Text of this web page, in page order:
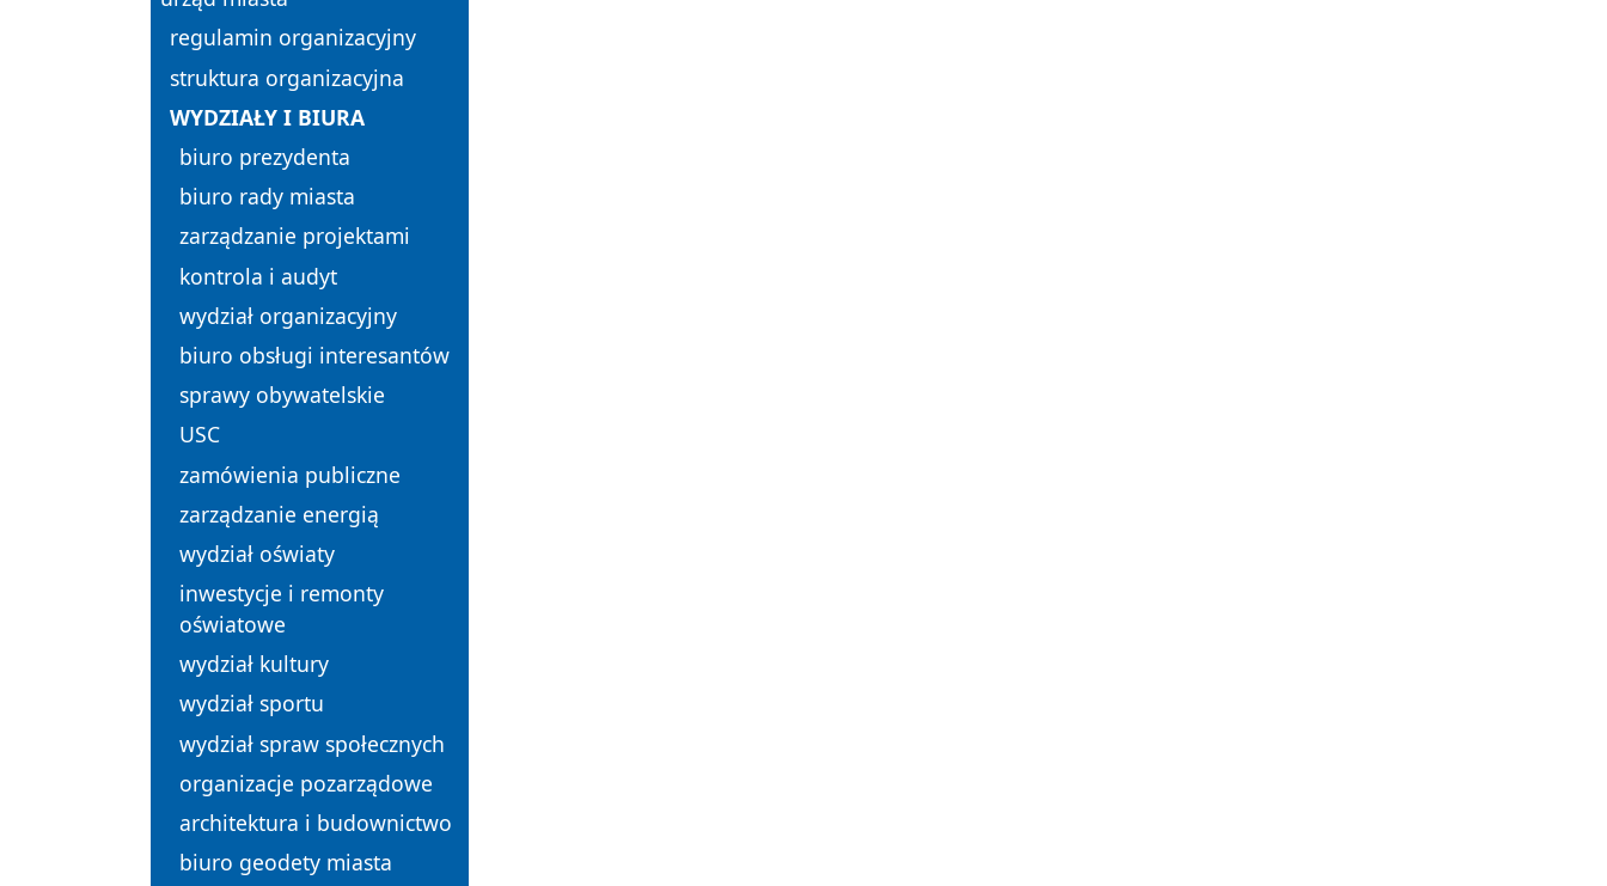
regulamin organizacyjny
struktura organizacyjna
WYDZIAŁY I BIURA
biuro prezydenta
biuro rady miasta
zarządzanie projektami
kontrola i audyt
wydział organizacyjny
biuro obsługi interesantów
sprawy obywatelskie
USC
zamówienia publiczne
zarządzanie energią
wydział oświaty
inwestycje i remonty
oświatowe
wydział kultury
wydział sportu
wydział spraw społecznych
organizacje pozarządowe
architektura i budownictwo
biuro geodety miasta